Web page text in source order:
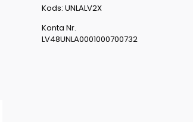
Kods: UNLALV2X
Konta Nr.
LV48UNLA0001000700732